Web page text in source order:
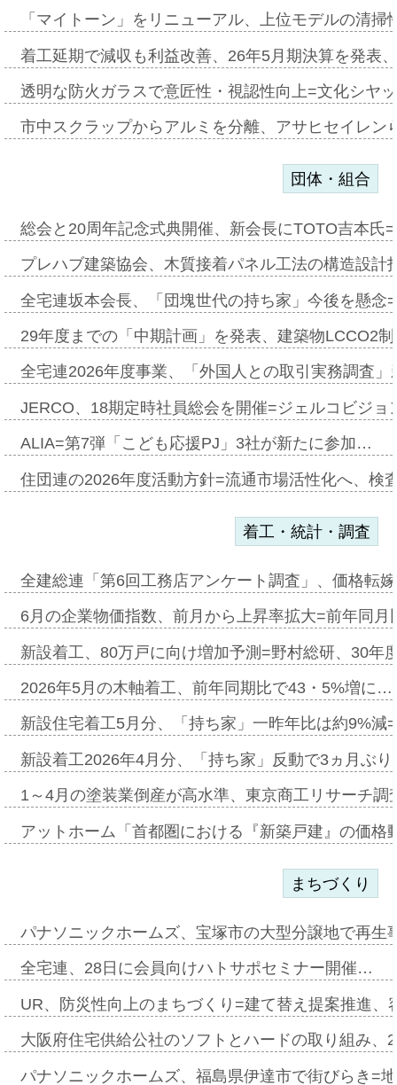
「マイトーン」をリニューアル、上位モデルの清
着工延期で減収も利益改善、26年5月期決算を発表
透明な防火ガラスで意匠性・視認性向上=文化シヤ
市中スクラップからアルミを分離、アサヒセイレ
団体・組合
総会と20周年記念式典開催、新会長にTOTO吉本氏
プレハブ建築協会、木質接着パネル工法の構造設
全宅連坂本会長、「団塊世代の持ち家」今後を懸
29年度までの「中期計画」を発表、建築物LCCO2
全宅連2026年度事業、「外国人との取引実務調査
JERCO、18期定時社員総会を開催=ジェルコビジ
ALIA=第7弾「こども応援PJ」3社が新たに参加…
住団連の2026年度活動方針=流通市場活性化へ、検
着工・統計・調査
全建総連「第6回工務店アンケート調査」、価格転
6月の企業物価指数、前月から上昇率拡大=前年同
新設着工、80万戸に向け増加予測=野村総研、30年
2026年5月の木軸着工、前年同期比で43・5%増に…
新設住宅着工5月分、「持ち家」一昨年比は約9%
新設着工2026年4月分、「持ち家」反動で3ヵ月ぶ
1～4月の塗装業倒産が高水準、東京商工リサーチ
アットホーム「首都圏における『新築戸建』の価
まちづくり
パナソニックホームズ、宝塚市の大型分譲地で再
全宅連、28日に会員向けハトサポセミナー開催…
UR、防災性向上のまちづくり=建て替え提案推進
大阪府住宅供給公社のソフトとハードの取り組み
パナソニックホームズ、福島県伊達市で街びらき=